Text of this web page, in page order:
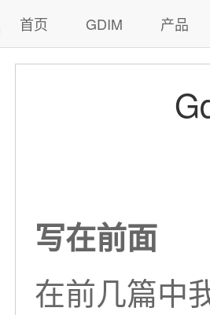
首页 GDIM 产品
写在前面
在前几篇中